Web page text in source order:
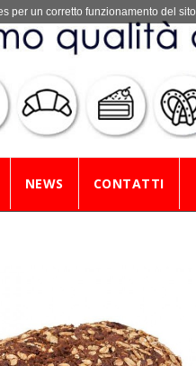
NEWS CONTATTI
per un corretto funzionamento del sito